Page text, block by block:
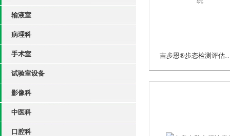
输液室
病理科
手术室
试验室设备
影像科
中医科
口腔科
吉步恩®步态检测